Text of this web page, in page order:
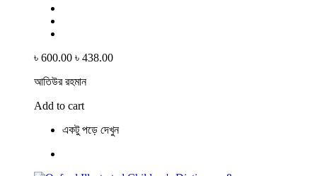
৳ 600.00 ৳ 438.00
আতিউর রহমান
Add to cart
একটু পড়ে দেখুন